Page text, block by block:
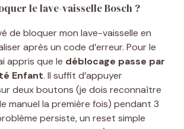
le lave-vaisselle Bosch ?
de bloquer mon lave-vaisselle en
après un code d’erreur. Pour le
appris que le déblocage passe par
Enfant. Il suffit d’appuyer
deux boutons (je dois reconnaître
manuel la première fois) pendant 3
persiste, un reset simple